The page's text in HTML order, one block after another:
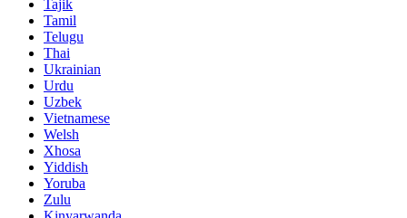
Tajik
Tamil
Telugu
Thai
Ukrainian
Urdu
Uzbek
Vietnamese
Welsh
Xhosa
Yiddish
Yoruba
Zulu